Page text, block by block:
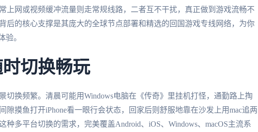
上网或视频缓冲流量则走常规线路，二者互不干扰，真正做到游戏流畅不
后的核心支撑是其庞大的全球节点部署和精选的回国游戏专线网络，为你
验。
切换畅玩
切换频繁。清晨可能用Windows电脑在《传奇》里挂机打怪，通勤路上掏
隙摸鱼打开iPhone看一眼行会状态，回家后则舒服地靠在沙发上用mac追两
种多平台切换的需求，完美覆盖Android、iOS、Windows、macOS主流系